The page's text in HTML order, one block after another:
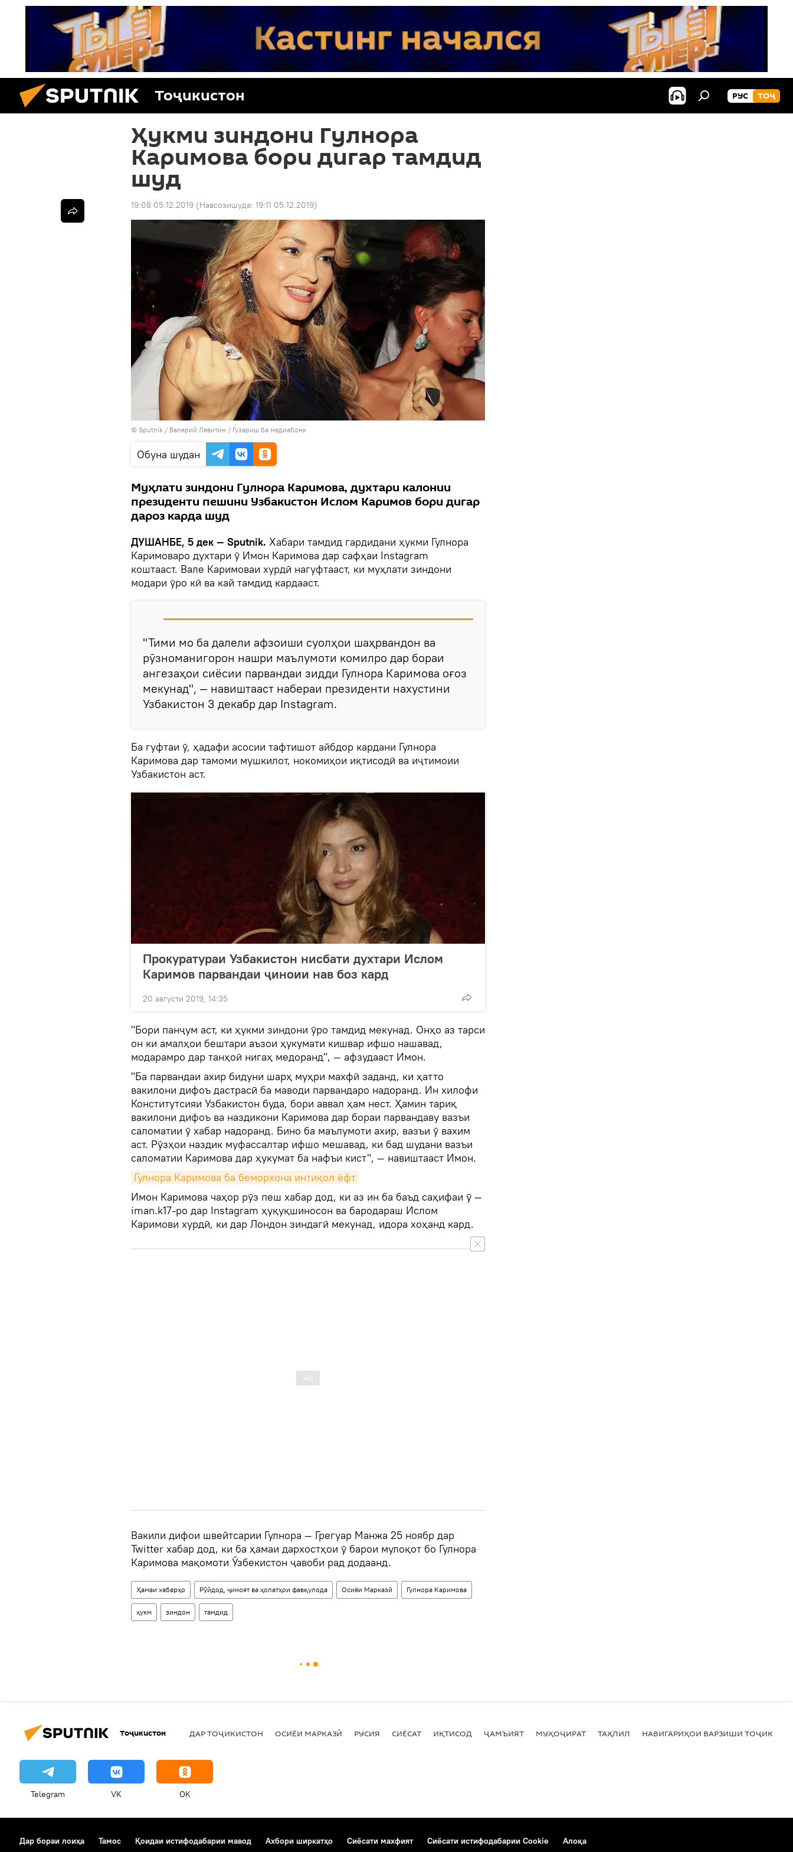
Тоҷикистон РУС ТОҶ
Ҳукми зиндони Гулнора
Каримова бори дигар тамдид
шуд
19:08 05.12.2019 (Навсозишуда: 19:11 05.12.2019)
© Sputnik / Валерий Левитин / Гузариш ба медиабонк
Обуна шудан
Муҳлати зиндони Гулнора Каримова, духтари калонии
президенти пешини Узбакистон Ислом Каримов бори дигар
дароз карда шуд
ДУШАНБЕ, 5 дек — Sputnik. Хабари тамдид гардидани ҳукми Гулнора
Каримоваро духтари ӯ Имон Каримова дар сафҳаи Instagram
коштааст. Вале Каримоваи хурдӣ нагуфтааст, ки муҳлати зиндони
модари ӯро кӣ ва кай тамдид кардааст.
"Тими мо ба далели афзоиши суолҳои шаҳрвандон ва
рӯзноманигорон нашри маълумоти комилро дар бораи
ангезаҳои сиёсии парвандаи зидди Гулнора Каримова оғоз
мекунад", — навиштааст набераи президенти нахустини
Узбакистон 3 декабр дар ​Instagram.
Ба гуфтаи ӯ, ҳадафи асосии тафтишот айбдор кардани Гулнора
Каримова дар тамоми мушкилот, нокомиҳои иқтисодӣ ва иҷтимоии
Узбакистон аст.
Прокуратураи Узбакистон нисбати духтари Ислом
Каримов парвандаи ҷиноии нав боз кард
20 августи 2019, 14:35
"Бори панҷум аст, ки ҳукми зиндони ӯро тамдид мекунад. Онҳо аз тарси
он ки амалҳои бештари аъзои ҳукумати кишвар ифшо нашавад,
модарамро дар танҳоӣ нигаҳ медоранд", — афзудааст Имон.
"Ба парвандаи ахир бидуни шарҳ муҳри махфӣ заданд, ки ҳатто
вакилони дифоъ дастрасӣ ба маводи парвандаро надоранд. Ин хилофи
Конститутсияи Узбакистон буда, бори аввал ҳам нест. Ҳамин тариқ
вакилони дифоъ ва наздикони Каримова дар бораи парвандаву вазъи
саломатии ӯ хабар надоранд. Бино ба маълумоти ахир, вазъи ӯ вахим
аст. Рӯзҳои наздик муфассалтар ифшо мешавад, ки бад шудани вазъи
саломатии Каримова дар ҳукумат ба нафъи кист", — навиштааст Имон.
Гулнора Каримова ба беморхона интиқол ёфт
Имон Каримова чаҳор рӯз пеш хабар дод, ки аз ин ба баъд саҳифаи ӯ —
iman.k17-ро дар Instagram ҳуқуқшиносон ва бародараш Ислом
Каримови хурдӣ, ки дар Лондон зиндагӣ мекунад, идора хоҳанд кард.
Вакили дифои швейтсарии Гулнора — Грегуар Манжа 25 ноябр дар
Twitter хабар дод, ки ба ҳамаи дархостҳои ӯ барои мулоқот бо Гулнора
Каримова мақомоти Ӯзбекистон ҷавоби рад додаанд.
Ҳамаи хабарҳо Рӯйдод, ҷиноят ва ҳолатҳои фавқулода Осиёи Марказӣ Гулнора Каримова
ҳукм зиндон тамдид
Тоҷикистон ДАР ТОҶИКИСТОН ОСИЁИ МАРКАЗӢ РУСИЯ СИЁСАТ ИҚТИСОД ҶАМЪИЯТ МУҲОҶИРАТ ТАҲЛИЛ НАВИГАРИҲОИ ВАРЗИШИ
Telegram VK OK
Дар бораи лоиҳа Тамос Қоидаи истифодабарии мавод Ахбори ширкатҳо Сиёсати махфият Сиёсати истифодабарии Cookie Алоқа